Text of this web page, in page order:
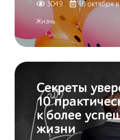
3049 16 октября
Жизнь
Секреты
10
к более
жизни